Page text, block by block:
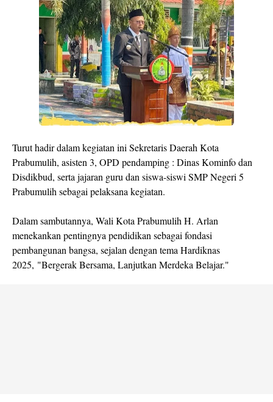
Turut hadir dalam kegiatan ini Sekretaris Daerah Kota
Prabumulih, asisten 3, OPD pendamping : Dinas Kominfo dan
Disdikbud, serta jajaran guru dan siswa-siswi SMP Negeri 5
Prabumulih sebagai pelaksana kegiatan.
Dalam sambutannya, Wali Kota Prabumulih H. Arlan
menekankan pentingnya pendidikan sebagai fondasi
pembangunan bangsa, sejalan dengan tema Hardiknas
2025, "Bergerak Bersama, Lanjutkan Merdeka Belajar."